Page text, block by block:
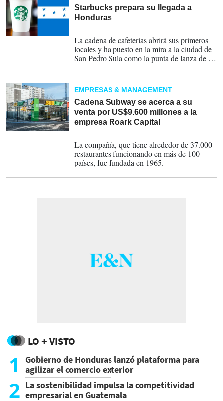
Starbucks prepara su llegada a
Honduras
La cadena de cafeterías abrirá sus primeros
locales y ha puesto en la mira a la ciudad de
San Pedro Sula como la punta de lanza de su
EMPRESAS & MANAGEMENT
Cadena Subway se acerca a su
venta por US$9.600 millones a la
empresa Roark Capital
La compañía, que tiene alrededor de 37.000
restaurantes funcionando en más de 100
países, fue fundada en 1965.
LO + VISTO
1
Gobierno de Honduras lanzó plataforma para
agilizar el comercio exterior
2 La sostenibilidad impulsa la competitividad
empresarial en Guatemala